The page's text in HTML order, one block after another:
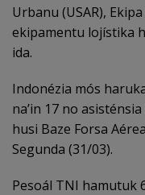
Urbanu (USAR),
ekipamentu lojístika
ida.
Indonézia mós
na’in 17 no
husi Baze Forsa
Segunda (31/03).
Pesoál TNI hamutuk